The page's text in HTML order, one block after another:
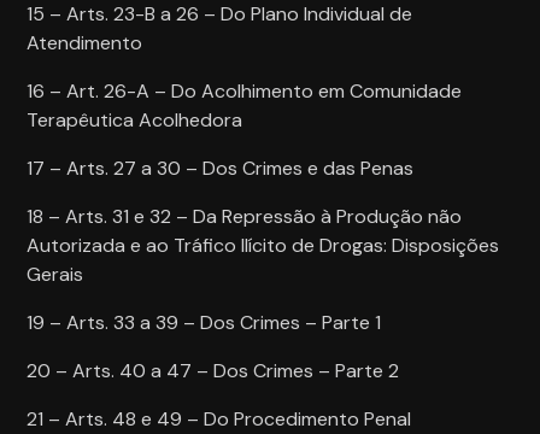
15 – Arts. 23-B a 26 – Do Plano Individual de
Atendimento
16 – Art. 26-A – Do Acolhimento em Comunidade
Terapêutica Acolhedora
17 – Arts. 27 a 30 – Dos Crimes e das Penas
18 – Arts. 31 e 32 – Da Repressão à Produção não
Autorizada e ao Tráfico Ilícito de Drogas: Disposições
Gerais
19 – Arts. 33 a 39 – Dos Crimes – Parte 1
20 – Arts. 40 a 47 – Dos Crimes – Parte 2
21 – Arts. 48 e 49 – Do Procedimento Penal